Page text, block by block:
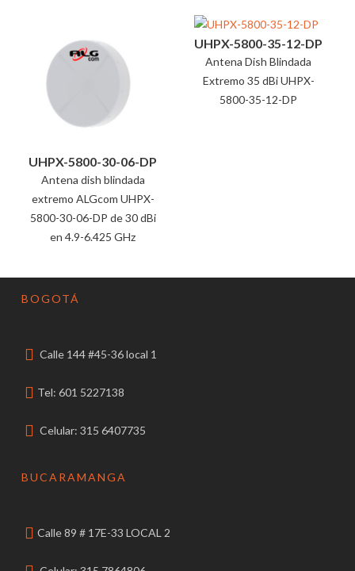
UHPX-5800-30-06-DP
Antena dish blindada
extremo ALGcom UHPX-
5800-30-06-DP de 30 dBi
en 4.9-6.425 GHz
UHPX-5800-35-12-DP
Antena Dish Blindada
Extremo 35 dBi UHPX-
5800-35-12-DP
BOGOTÁ
Calle 144 #45-36 local 1
Tel: 601 5227138
Celular: 315 6407735
BUCARAMANGA
Calle 89 # 17E-33 LOCAL 2